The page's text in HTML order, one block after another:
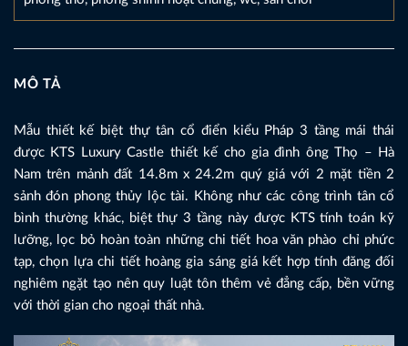
MÔ TẢ
Mẫu thiết kế biệt thự tân cổ điển kiểu Pháp 3 tầng mái thái
được KTS Luxury Castle thiết kế cho gia đình ông Thọ – Hà
Nam trên mảnh đất 14.8m x 24.2m quý giá với 2 mặt tiền 2
sảnh đón phong thủy lộc tài. Không như các công trình tân cổ
bình thường khác, biệt thự 3 tầng này được KTS tính toán kỹ
lưỡng, lọc bỏ hoàn toàn những chi tiết hoa văn phào chỉ phức
tạp, chọn lựa chi tiết hoàng gia sáng giá kết hợp tính đăng đối
nghiêm ngặt tạo nên quy luật tôn thêm vẻ đẳng cấp, bền vững
với thời gian cho ngoại thất nhà.